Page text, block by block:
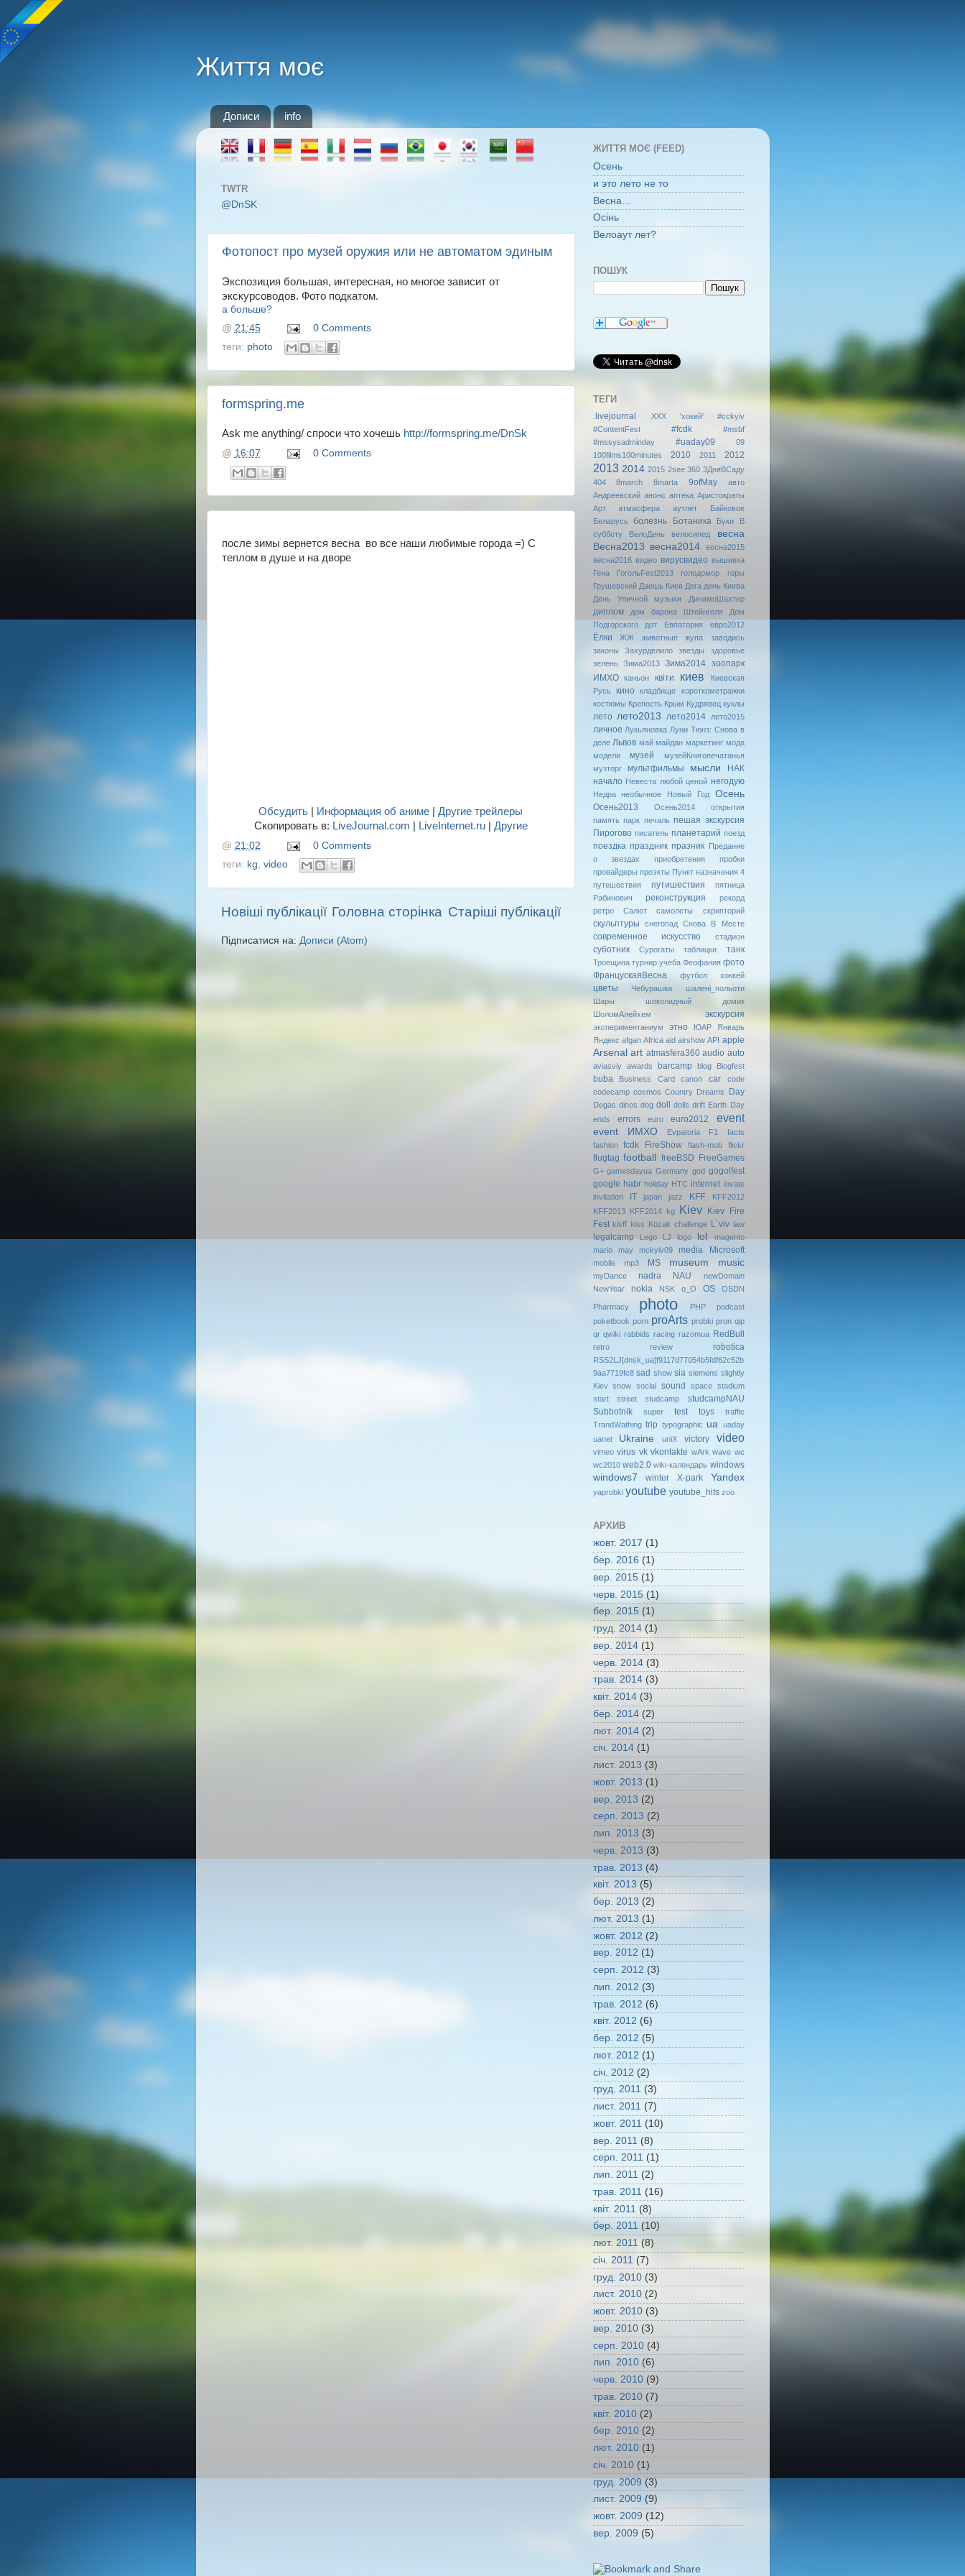
Життя моє
Дописи info
TWTR
@DnSK
Фотопост про музей оружия или не автоматом эдиным
Экспозиция большая, интересная, но многое зависит от
экскурсоводов. Фото подкатом.
а больше?
@ 21:45
0 Comments
теги: photo
formspring.me
Ask me anything/ спроси что хочешь http://formspring.me/DnSk
@ 16:07 0 Comments
после зимы вернется весна во все наши любимые города =) С
теплом в душе и на дворе
Обсудить Информация об аниме
Другие трейлеры
Скопировать в: LiveJournal.com LiveInternet.ru| Другие
@ 21:02
0 Comments
теги: kg video
Новіші публікації Старіші публікації
Головна сторінка
Підписатися на: Дописи (Atom)
ЖИТТЯ МОЄ (FEED)
Осень
и это лето не то
Весна...
Осінь
Велоаут лет?
ПОШУК
ТЕГИ
.livejournal .XXX 'хокей'
#cckyiv
#ContentFest
#fcdk
#msbf
#mssysadminday
#uaday09
09
100films100minutes
2010 2011 2012
2013 2014 2015 2see 360 3ДняВСаду
404
8march 8marta 9ofMay
авто
Андреевский анонс аптека Аристократы
Арт
атмасфера аутлет
Байковое
Беларусь
болезнь Ботаника Буки
В
субботу
ВелоДень велосипед
весна
Весна2013 весна2014
весна2015
весна2016 видео вирусвидео вышивка
Гена
ГогольFest2013 голодомор
горы
Грушевский Даешь Киев Дега день Киева
День Уличной музыки
ДинамоШахтер
диплом дом барона Штейнгеля
Дом
Подгорского
дот Евпатория евро2012
Ёлки ЖЖ животные жупа
заводись
законы
Захурделило звезды
здоровье
зелень
Зима2013 Зима2014 зоопарк
ИМХО
каньон квiти киев
Киевская
Русь
кино кладбище
короткометражки
костюмы Крепость Крым Кудрявец куклы
лето лето2013 лето2014 лето2015
личное Лукьяновка Луни Тюнз: Снова в
деле Львов май майдан маркетинг мода
модели
музей
музейКнигопечатанья
музторг
мультфильмы мысли
НАК
начало Невеста любой ценой негодую
Недра необычное Новый Год Осень
Осень2013 Осень2014
открытия
память парк печаль пешая экскурсия
Пирогово писатель планетарий поезд
поездка праздник празник Предание
о звездах
приобретения
пробки
провайдеры проэкты Пункт назначения 4
путешествия
путишествия
пятница
Рабинович
реконструкция
рекорд
ретро
Салют самолеты скрипторий
скульптуры снегопад Снова В Месте
современное искусство стадион
суботник Сурогаты таблицки танк
Троещина турнир учеба Феофания фото
ФранцускаяВесна
футбол хоккей
цветы Чебурашка
шалені_польоти
Шары
шоколадный домик
ШоломАлейхем
экскурсия
экспериментаниум этно ЮАР
Январь
Яндекс afgan Africa aid airshow API apple
Arsenal art atmasfera360 audio auto
aviasviy awards barcamp blog Blogfest
buba Business Card canon car
code
codecamp cosmos Country Dreams Day
Degas dinos dog doll dolls drift Earth Day
ends
errors euro euro2012 event
event ИМХО Evpatoria F1
facts
fashion
fcdk FireShow flash-mob flickr
flugtag football freeBSD FreeGames
G+ gаmesdауuа Germany god gogolfest
google habr holiday HTC internet invate
invitation
IT japan jazz KFF
KFF2012
KFF2013
KFF2014 kg Kiev Kiev Fire
Fest kisff kiss Kozak challenge L`viv law
legalcamp Lego LJ logo lol
magento
mario
may mckyiv09 media Microsoft
mobile mp3 MS museum music
myDance nadra NAU
newDomain
NewYear
nokia NSK o_O OS OSDN
Pharmacy photo PHP
podcast
poketbook porn proArts probki pron qip
qr qwiki rabbids racing razomua RedBull
retro review robotica
RSS2LJ[dnsk_ua]f9117d77054b5fdf62c52b
9aa7719fc8 sad show sia siemens slightly
Kiev snow social sound space
stadium
start
street studcamp
studcampNAU
Subbotnik
super test toys
traffic
TrandWathing trip typographic ua
uaday
uanet
Ukraine uniX victory video
vimeo virus vk vkontakte wArk wave wc
wc2010 web2.0 wiki-календарь windows
windows7 winter X-park Yandex
yaprobki youtube youtube_hits zoo
АРХИВ
жовт. 2017 (1)
бер. 2016 (1)
вер. 2015(1)
черв. 2015(1)
бер. 2015 (1)
груд. 2014(1)
вер. 2014(1)
черв. 2014(3)
трав. 2014(3)
квіт. 2014(3)
бер. 2014(2)
лют. 2014(2)
січ. 2014(1)
лист. 2013 (3)
жовт. 2013 (1)
вер. 2013 (2)
серп. 2013 (2)
лип. 2013 (3)
черв. 2013 (3)
трав. 2013 (4)
квіт. 2013 (5)
бер. 2013 (2)
лют. 2013 (1)
жовт. 2012 (2)
вер. 2012 (1)
серп. 2012 (3)
лип. 2012 (3)
трав. 2012 (6)
квіт. 2012 (6)
бер. 2012 (5)
лют. 2012 (1)
січ. 2012 (2)
груд. 2011 (3)
лист. 2011 (7)
жовт. 2011 (10)
вер. 2011 (8)
серп. 2011 (1)
лип. 2011 (2)
трав. 2011 (16)
квіт. 2011 (8)
бер. 2011(10)
лют. 2011 (8)
січ. 2011 (7)
груд. 2010(3)
лист. 2010(2)
жовт. 2010(3)
вер. 2010(3)
серп. 2010(4)
лип. 2010(6)
черв. 2010(9)
трав. 2010(7)
квіт. 2010(2)
бер. 2010(2)
лют. 2010(1)
січ. 2010(1)
груд. 2009(3)
лист. 2009 (9)
жовт. 2009 (12)
вер. 2009 (5)